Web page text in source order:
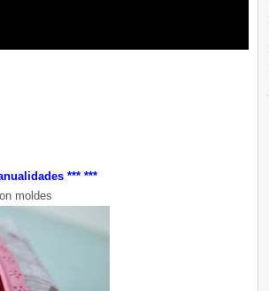
*** ***
moldes